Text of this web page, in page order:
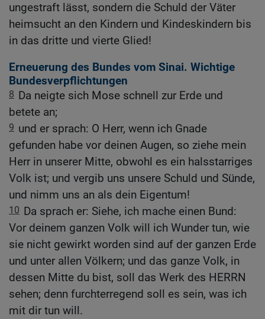
ungestraft lässt, sondern die Schuld der Väter
heimsucht an den Kindern und Kindeskindern bis
in das dritte und vierte Glied!
Erneuerung des Bundes vom Sinai. Wichtige
Bundesverpflichtungen
8 Da neigte sich Mose schnell zur Erde und
betete an;
9 und er sprach: O Herr, wenn ich Gnade
gefunden habe vor deinen Augen, so ziehe mein
Herr in unserer Mitte, obwohl es ein halsstarriges
Volk ist; und vergib uns unsere Schuld und Sünde,
und nimm uns an als dein Eigentum!
10 Da sprach er: Siehe, ich mache einen Bund:
Vor deinem ganzen Volk will ich Wunder tun, wie
sie nicht gewirkt worden sind auf der ganzen Erde
und unter allen Völkern; und das ganze Volk, in
dessen Mitte du bist, soll das Werk des HERRN
sehen; denn furchterregend soll es sein, was ich
mit dir tun will.